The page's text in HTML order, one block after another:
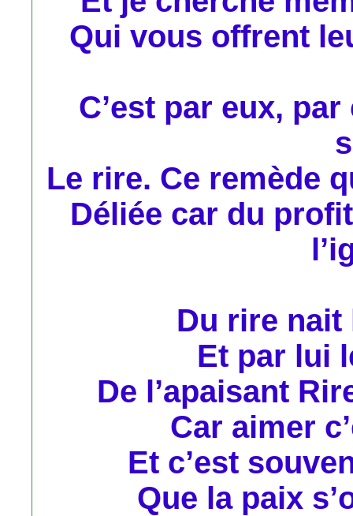
Qui vous offrent
C’est par eux,
Le rire. Ce remède
Déliée car du
Du rire
Et par lui
De l’apaisant
Car aimer
Et c’est
Que la paix